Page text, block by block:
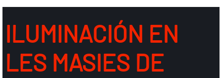
ILUMINACIÓN EN
LES MASIES DE